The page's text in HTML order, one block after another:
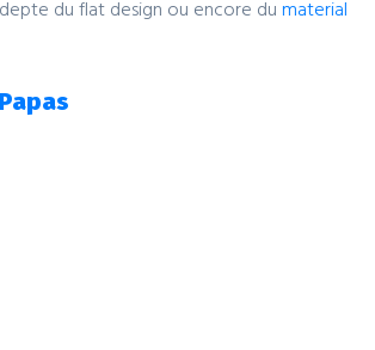
du flat design ou encore du material